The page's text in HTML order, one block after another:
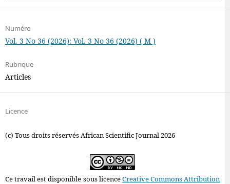
Numéro
Vol. 3 No 36 (2026): Vol. 3 No 36 (2026) ( M )
Rubrique
Articles
Licence
(c) Tous droits réservés African Scientific Journal 2026
Ce travail est disponible sous licenceCreative Commons Attribution